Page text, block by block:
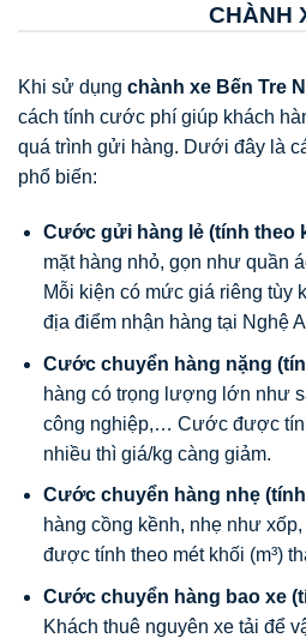
CHÀNH
Khi sử dụng chành xe Bến Tre
cách tính cước phí giúp khách
quá trình gửi hàng. Dưới đây là
phổ biến:
Cước gửi hàng lẻ (tính theo
mặt hàng nhỏ, gọn như quần
Mỗi kiện có mức giá riêng tùy
địa điểm nhận hàng tại Nghệ
Cước chuyển hàng nặng
hàng có trọng lượng lớn như
công nghiệp,… Cước được
nhiều thì giá/kg càng giảm.
Cước chuyển hàng nhẹ
hàng cồng kềnh, nhẹ như
được tính theo mét khối (m³)
Cước chuyển hàng bao xe
Khách thuê nguyên xe tải để